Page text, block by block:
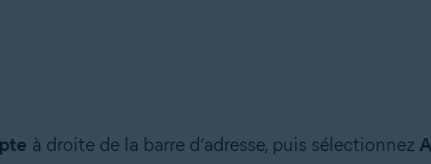
à droite de la barre d’adresse, puis sélectionnez